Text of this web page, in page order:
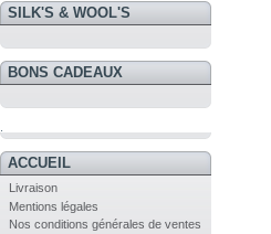
SILK'S & WOOL'S
BONS CADEAUX
ACCUEIL
Livraison
Mentions légales
Nos conditions générales de ventes